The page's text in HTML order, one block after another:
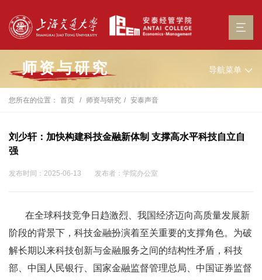
师资与研究 导航菜单
您所在的位置： 首页 师资与研究 安泰声音
刘少轩：加快构建科技金融新体制 支撑高水平科技自立自
强
发布时间：2025-06-13 发布者：学院办公室
在全球科技竞争日趋激烈、我国经济迈向高质量发展新
阶段的背景下，科技金融扮演着至关重要的支撑角色。为破
解长期以来科技创新与金融服务之间的结构性矛盾，科技
部、中国人民银行、国家金融监督管理总局、中国证券监督